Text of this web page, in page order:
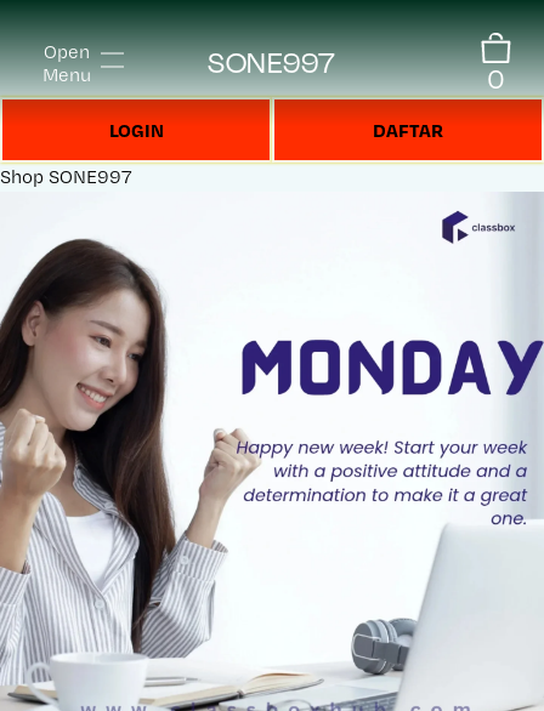
Open
Menu
SONE997 0
LOGIN DAFTAR
Shop SONE997